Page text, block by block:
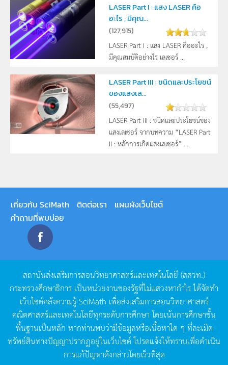
LASER Part I : แสง LASER คือ
อะไร , มีคุณ...
(127,915)
LASER Part I : แสง LASER คืออะไร ,
มีคุณสมบัติอย่างไร เลเซอร์ ...
LASER Part III : ชนิดและประโยชน์
ของแสงเล...
(55,497)
LASER Part III : ชนิดและประโยชน์ของ
แสงเลเซอร์ จากบทความ “LASER Part
II : หลักการเกิดแสงเลเซอร์” ...
เกี่ยวกับ SciMath ติดต่อเรา
แผนผังเว็บไซต์
คำถามที่พบบ่อย
สถาบันส่งเสริมการสอนวิทยาศาสตร์และเทคโนโลยี (สสวท.)
กระทรวงศึกษาธิการ เป็นหน่วยงานของรัฐที่ไม่แสวงหากำไรได้จัดทำ
เว็บไซต์คลังความรู้SciMath เพื่อส่งเสริมการสอนวิทยาศาสตร์
คณิตศาสตร์และเทคโนโลยีทุกระดับการศึกษา โดยเน้นการศึกษาขั้น
พื้นฐานเป็นหลัก หากท่านพบว่ามีข้อมูลหรือเนื้อหาใด ๆ ที่ละเมิด
ทรัพย์สินทางปัญญาปรากฏอยู่ในเว็บไซต์โปรดแจ้งให้ทราบเพื่อดำเนิน
การแก้ปัญหาดังกล่าวโดยเร็วที่สุด